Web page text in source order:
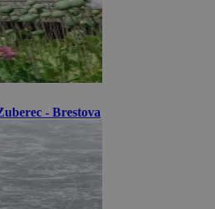
- Brestova